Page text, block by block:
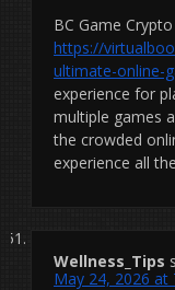
BC Game
https://
ultimate-online-
experience for
multiple games
the crowded
experience all
Wellness_Tips
May 24, 2026 at